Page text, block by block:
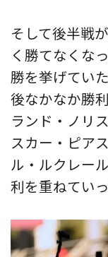
そして後半戦
く勝てなくな
勝を挙げてい
後なかなか勝
ランド・ノリ
スカー・ピア
ル・ルクレー
利を重ねていっ